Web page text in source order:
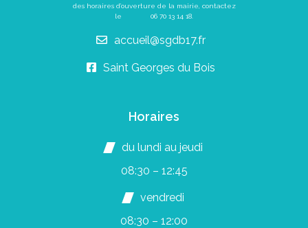
des horaires d’ouverture de la mairie, contactez
le 06 70 13 14 18
accueil@sgdb17.fr
Saint Georges du Bois
Horaires
du lundi au jeudi
08:30 – 12:45
vendredi
08:30 – 12:00